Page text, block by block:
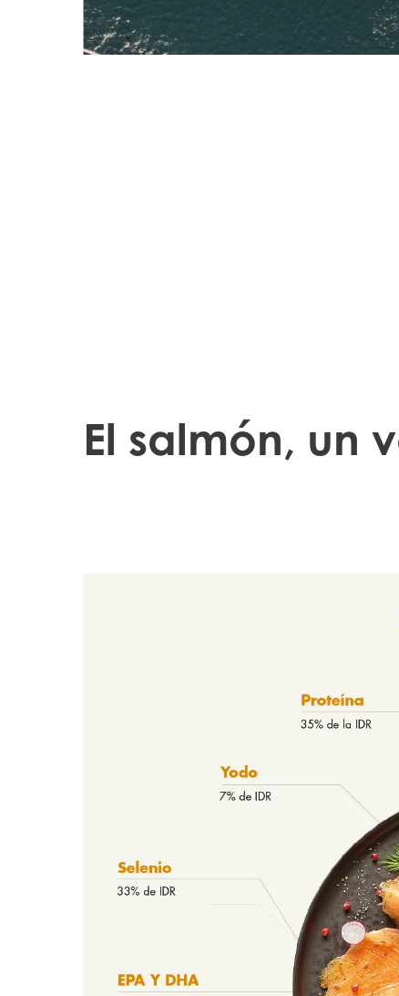
Asia
Mowi China
Mowi Belgium
Mowi Belgium
Mowi Czechia
Mowi Czechia
Mowi Faroe
El salmón, un